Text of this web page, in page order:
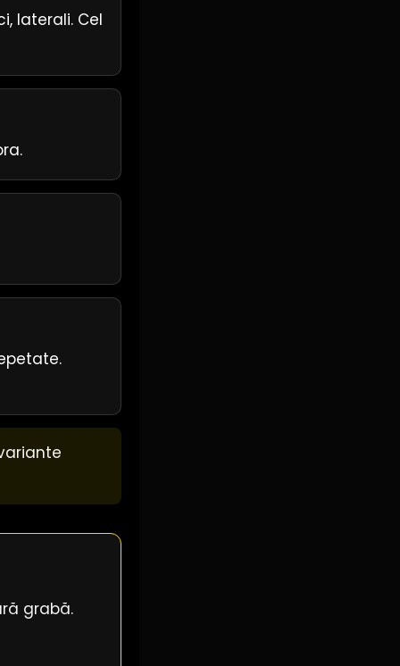
laterali. Cel
grabă.